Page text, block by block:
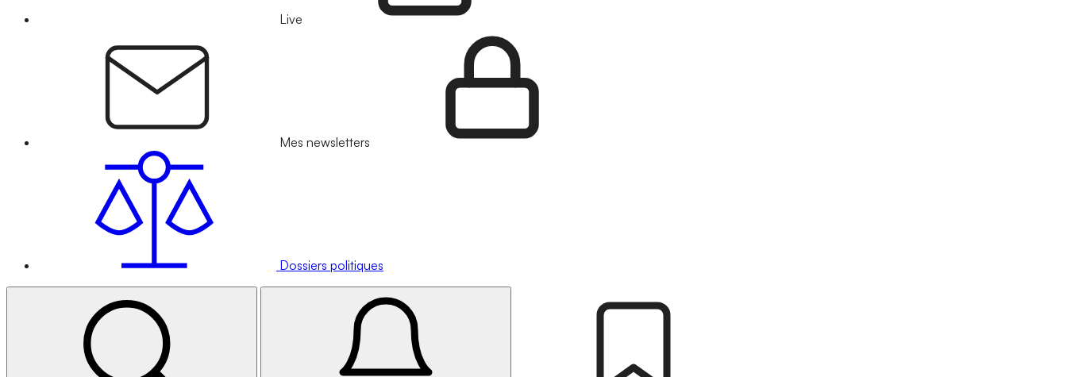
Live
Mes newsletters
Dossiers politiques